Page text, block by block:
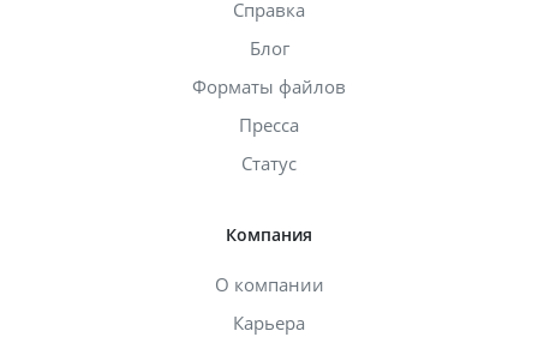
Справка
Блог
Форматы файлов
Пресса
Статус
Компания
О компании
Карьера